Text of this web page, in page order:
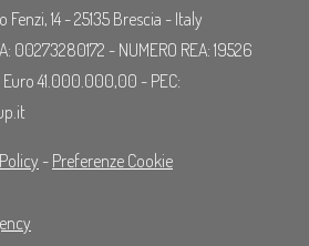
14 - 25135 Brescia - Italy
00273280172 - NUMERO REA: 19526
41.000.000,00 - PEC:
- Preferenze Cookie